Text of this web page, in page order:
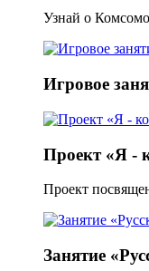
Узнай о
Игровое
Проект «Я -
Проект
Занятие